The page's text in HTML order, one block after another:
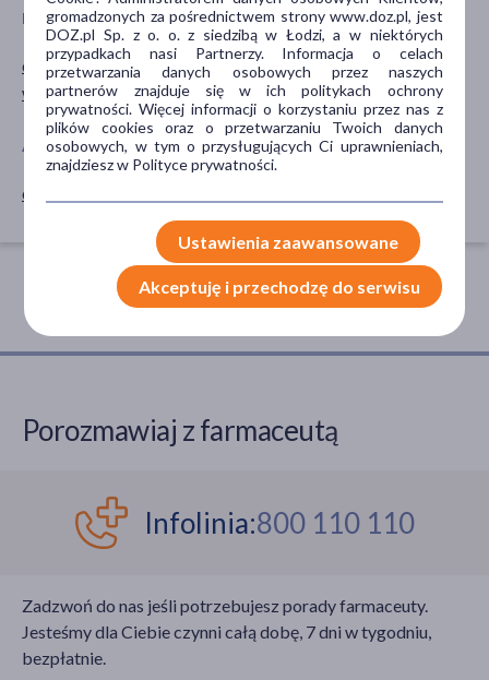
RODZAJ SKÓRY
dowolna
wrażliwa
SPOSÓB APLIKACJI
na skórę
AKCESORIA
chusteczki
Porozmawiaj z farmaceutą
Infolinia:800 110 110
Zadzwoń do nas jeśli potrzebujesz porady farmaceuty.
Jesteśmy dla Ciebie czynni całą dobę, 7 dni w tygodniu,
bezpłatnie.
gromadzonych za pośrednictwem strony www.doz.pl, jest
DOZ.pl Sp. z o. o. z siedzibą w Łodzi, a w niektórych
przypadkach nasi Partnerzy. Informacja o celach
przetwarzania danych osobowych przez naszych
partnerów znajduje się w ich politykach ochrony
prywatności. Więcej informacji o korzystaniu przez nas z
plików cookies oraz o przetwarzaniu Twoich danych
osobowych, w tym o przysługujących Ci uprawnieniach,
znajdziesz w Polityce prywatności.
Ustawienia zaawansowane
Akceptuję i przechodzę do serwisu